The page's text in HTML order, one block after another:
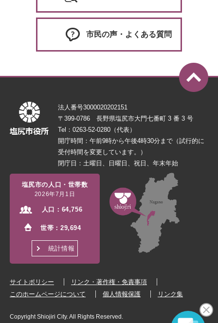
市民の声・よくある質問
法人番号3000020202151
〒399-0786 長野県塩尻市大門七番町 3 番 3 号
Tel：0263-52-0280（代表）
開庁時間：午前9時から午後4時30分まで（試行的に
受付時間を変更しています。）
閉庁日：土曜日、日曜日、祝日、年末年始
塩尻市の人口・世帯数
2026年7月1日
人口： 64,756
世帯：29,694
統計情報
サイトポリシー
リンク・著作権・免責事項
このホームページについて
個人情報保護 リンク集
Copyright Shiojiri City. All Rights Reserved.